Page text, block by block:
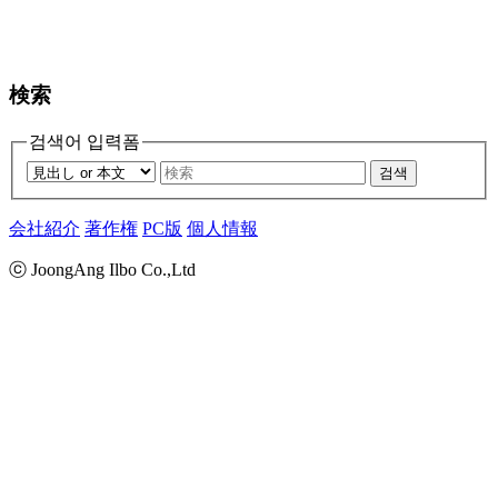
検索
검색어 입력폼
검색
会社紹介 著作権 PC版 個人情報
ⓒ JoongAng Ilbo Co.,Ltd